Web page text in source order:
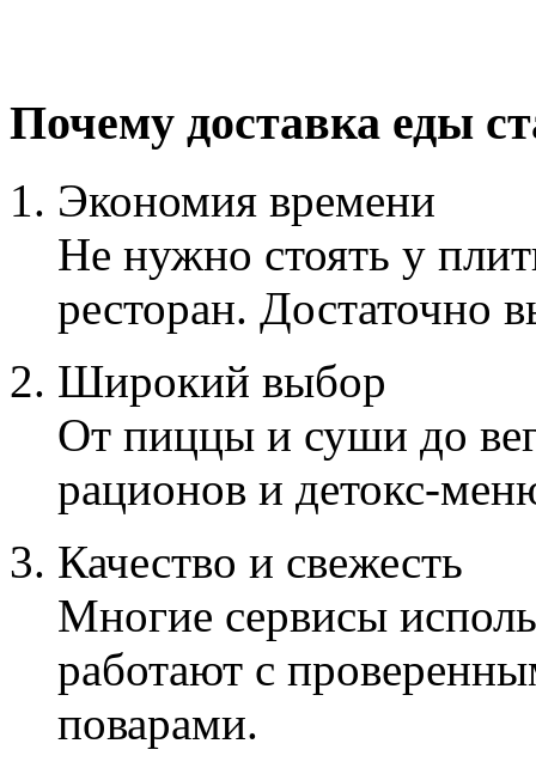
Почему доставка еды
Экономия времени
Не нужно стоять у
ресторан. Достаточно
Широкий выбор
От пиццы и суши до
рационов и детокс-
Качество и свежесть
Многие сервисы
работают с
поварами.